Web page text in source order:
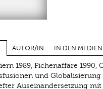
AUTOR/IN IN DEN MEDIEN
1989, Fichenaffäre 1990,
und
Auseinandersetzung